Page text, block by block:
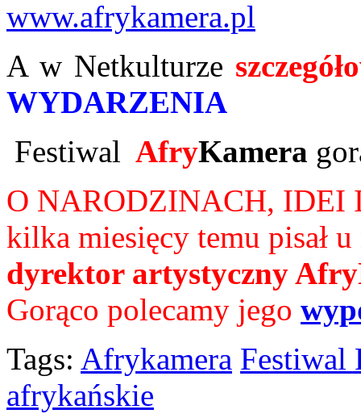
www.afrykamera.pl
A w Netkulturze
WYDARZENIA
Festiwal AfryKamera
O NARODZINACH, IDEI
kilka miesięcy temu pisał
dyrektor artystyczny
Gorąco polecamy jego
Tags: Afrykamera Festiwal
afrykańskie